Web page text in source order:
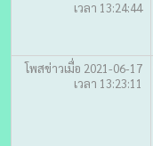
เวลา 13:24:44
โพสข่าวเมื่อ 2021-06-17
เวลา 13:23:11